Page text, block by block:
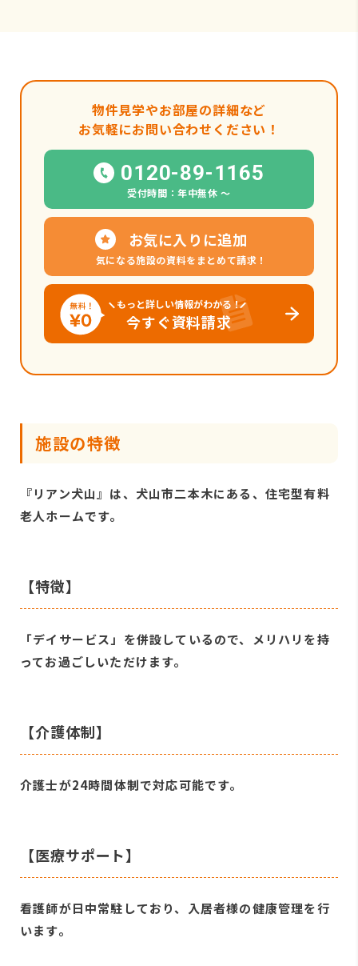
物件見学やお部屋の詳細など
お気軽にお問い合わせください！
0120-89-1165
受付時間：年中無休 〜
お気に入りに追加
気になる施設の資料をまとめて請求！
もっと詳しい情報がわかる！
今すぐ資料請求
施設の特徴
『リアン犬山』は、犬山市二本木にある、住宅型有料
老人ホームです。
【特徴】
「デイサービス」を併設しているので、メリハリを持
ってお過ごしいただけます。
【介護体制】
介護士が24時間体制で対応可能です。
【医療サポート】
看護師が日中常駐しており、入居者様の健康管理を行
います。